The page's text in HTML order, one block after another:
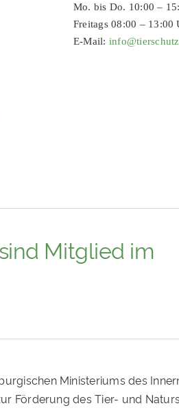
Mo. bis Do. 10:00 –
Freitags 08:00 – 13:00
E-Mail:
Mitglied im
Ministeriums des
Förderung des Tier- und